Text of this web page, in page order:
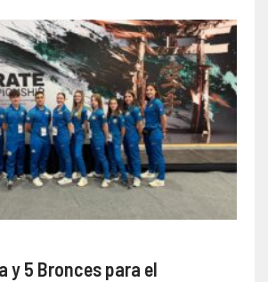
y 5 Bronces para el